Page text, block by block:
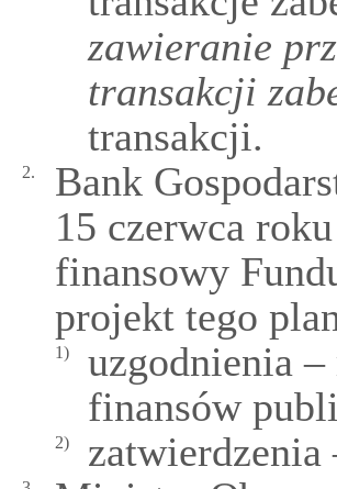
zawieranie
transakcji
transakcji.
2.
Bank
15 czerwca
finansowy
projekt tego
1)
uzgodnienia
finansów
2)